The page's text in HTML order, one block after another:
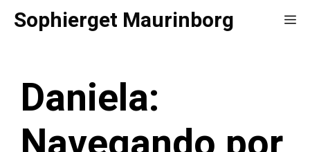
SaltarSophierget Maurinborg
Daniela: